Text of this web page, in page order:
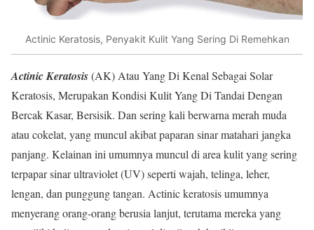
Actinic Keratosis, Penyakit Kulit Yang Sering Di Remehkan
Actinic Keratosis(AK) Atau Yang Di Kenal Sebagai Solar
Keratosis, Merupakan Kondisi Kulit Yang Di Tandai Dengan
Bercak Kasar, Bersisik. Dan sering kali berwarna merah muda
atau cokelat, yang muncul akibat paparan sinar matahari jangka
panjang. Kelainan ini umumnya muncul di area kulit yang sering
terpapar sinar ultraviolet (UV) seperti wajah, telinga, leher,
lengan, dan punggung tangan. Actinic keratosis umumnya
menyerang orang-orang berusia lanjut, terutama mereka yang